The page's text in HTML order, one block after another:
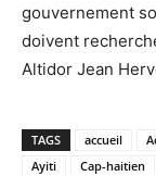
gouvernement
doivent
Altidor Jean
TAGS accueil
Ayiti
Cap-haitien